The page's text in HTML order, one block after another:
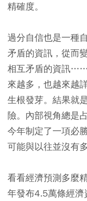
精確度。
過分自信也是一種
矛盾的資訊，從而
相互矛盾的資訊……
來越多，也越來越
生根發芽。結果就
險。內部視角總是
今年制定了一項必
可能與以往並沒有
看看經濟預測多麼
年發布4.5萬條經